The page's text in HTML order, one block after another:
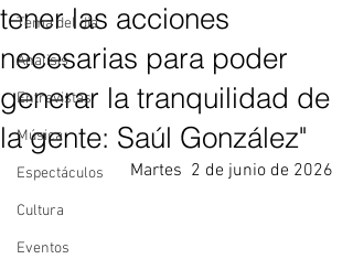
Tema del dia
Analisis
Entrevistas
Música
Espectáculos
Cultura
Eventos
tener las acciones
necesarias para poder
generar la tranquilidad de
la gente: Saúl González"
Martes  2 de junio de 2026